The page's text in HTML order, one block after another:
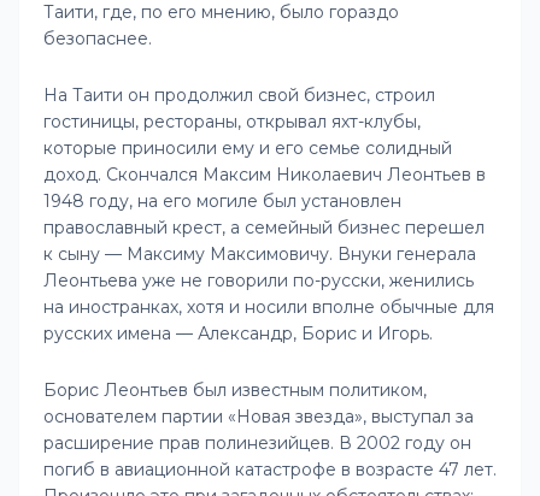
Таити, где, по его мнению, было гораздо
безопаснее.
На Таити он продолжил свой бизнес, строил
гостиницы, рестораны, открывал яхт-клубы,
которые приносили ему и его семье солидный
доход. Скончался Максим Николаевич Леонтьев в
1948 году, на его могиле был установлен
православный крест, а семейный бизнес перешел
к сыну — Максиму Максимовичу. Внуки генерала
Леонтьева уже не говорили по-русски, женились
на иностранках, хотя и носили вполне обычные для
русских имена — Александр, Борис и Игорь.
Борис Леонтьев был известным политиком,
основателем партии «Новая звезда», выступал за
расширение прав полинезийцев. В 2002 году он
погиб в авиационной катастрофе в возрасте 47 лет.